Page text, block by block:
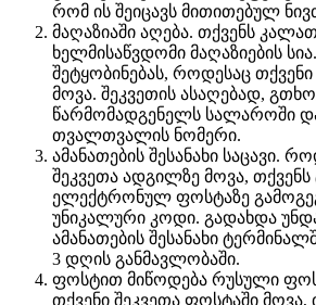
რომ ის შეიცავს მითითებულ
მაღაზიაში აღება. თქვენს
ხელმისაწვდომი მაღაზიების
შეტყობინებას, როდესაც თქვენი
მოვა. შეკვეთის ასაღებად,
წარმომადგენელს სალაროში
თვალთვალის ნომერი.
ამანათების შესანახი საცავი.
შეკვეთა ადგილზე მოვა,
ელექტრონულ ფოსტაზე
უნიკალური კოდი. გადახდა
ამანათების შესანახი
3 დღის განმავლობაში.
ფოსტით მიწოდება რუსული
თქვენი შეკვეთა ფოსტაში მოვა,